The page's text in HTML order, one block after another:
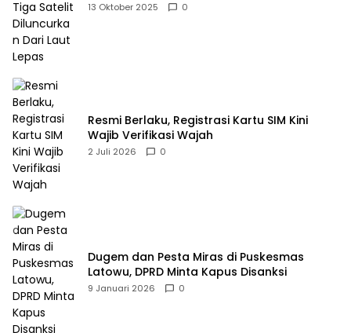
13 Oktober 2025 0
Resmi Berlaku, Registrasi Kartu SIM Kini
Wajib Verifikasi Wajah
2 Juli 2026 0
Dugem dan Pesta Miras di Puskesmas
Latowu, DPRD Minta Kapus Disanksi
9 Januari 2026 0